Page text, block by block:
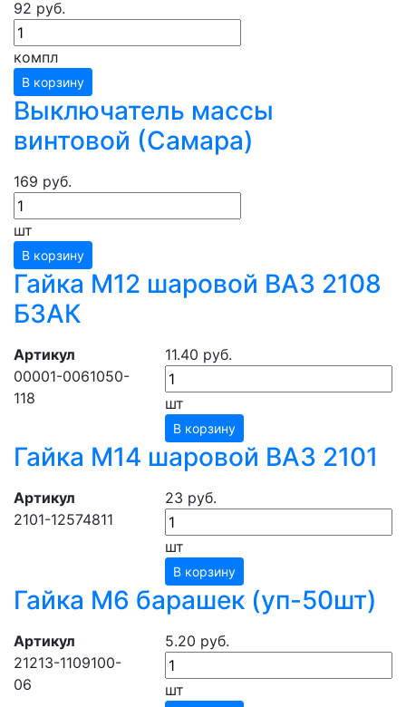
92 руб.
компл
В корзину
Выключатель массы
винтовой (Самара)
169 руб.
шт
В корзину
Гайка М12 шаровой ВАЗ 2108
БЗАК
Артикул
00001-0061050-
118
11.40 руб.
шт
В корзину
Гайка М14 шаровой ВАЗ 2101
Артикул
2101-12574811
23 руб.
шт
В корзину
Гайка М6 барашек (уп-50шт)
Артикул
21213-1109100-
06
5.20 руб.
шт